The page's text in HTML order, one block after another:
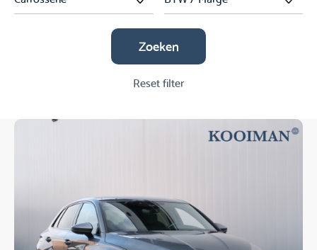
Zoeken
Reset filter